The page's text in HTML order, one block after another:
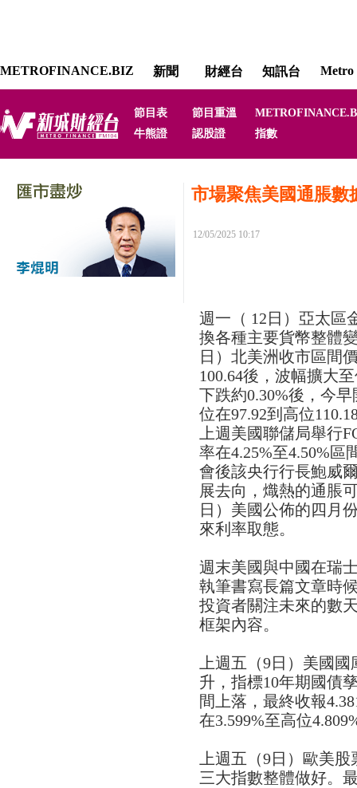
METROFINANCE.BIZ 新聞 財經台 知訊台 Metro
節目表 節目重溫
牛熊證
認股證 指數
市場聚焦美國通脹數
12/05/2025 10:17
週一（ 12日）亞太區
換各種主要貨幣整體
日）北美洲收市區間
100.64後，波幅擴大
下跌約0.30%後，今
位在97.92到高位
上週美國聯儲局舉行
率在4.25%至4.50%區
會後該央行行長鮑威
展去向，熾熱的通脹
日）美國公佈的四月
來利率取態。
週末美國與中國在瑞
執筆書寫長篇文章時
投資者關注未來的數
框架內容。
上週五（9日）美國
升，指標10年期國債
間上落，最終收報
在3.599%至高位
上週五（9日）歐美
三大指數整體做好。